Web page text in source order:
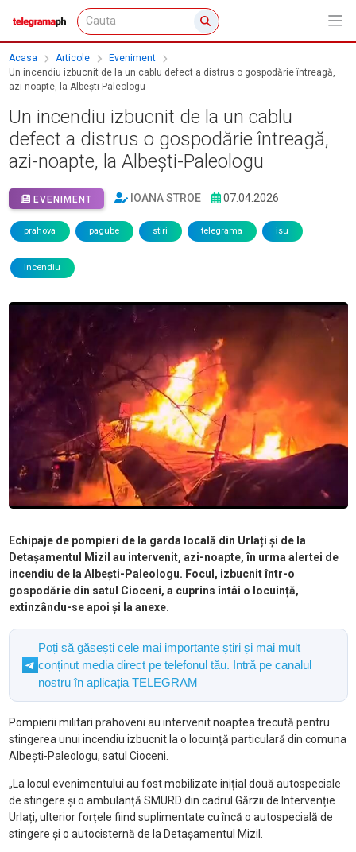
Acasa Articole
Eveniment
Un incendiu izbucnit de la un cablu defect a distrus o gospodărie întreagă,
azi-noapte, la Albești-Paleologu
Un incendiu izbucnit de la un cablu
defect a distrus o gospodărie întreagă,
azi-noapte, la Albești-Paleologu
EVENIMENT IOANA STROE 07.04.2026
prahova pagube stiri telegrama isu
incendiu
Echipaje de pompieri de la garda locală din Urlați și de la
Detașamentul Mizil au intervenit, azi-noapte, în urma alertei de
incendiu de la Albești-Paleologu. Focul, izbucnit într-o
gospodărie din satul Cioceni, a cuprins întâi o locuință,
extinzându-se apoi și la anexe.
Poți să găsești cele mai importante știri și mai mult
conținut media direct pe telefonul tău. Intră pe canalul
nostru în aplicația TELEGRAM
Pompierii militari prahoveni au intervenit noaptea trecută pentru
stingerea unui incendiu izbucnit la o locuință particulară din comuna
Albești-Paleologu, satul Cioceni.
„La locul evenimentului au fost mobilizate inițial două autospeciale
de stingere și o ambulanță SMURD din cadrul Gărzii de Intervenție
Urlați, ulterior forțele fiind suplimentate cu încă o autospecială de
stingere și o autocisternă de la Detașamentul Mizil.